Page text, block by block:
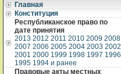
Главная
Конституция
Республиканское право по
дате принятия
2013 2012 2011 2010 2009 2008
2007 2006 2005 2004 2003 2002
2001 2000 1999 1998 1997 1996
1995 1994 и ранее
Правовые акты местных